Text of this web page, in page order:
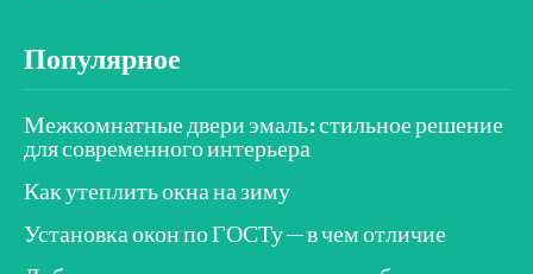
Популярное
Межкомнатные двери эмаль: стильное решение
для современного интерьера
Как утеплить окна на зиму
Установка окон по ГОСТу — в чем отличие